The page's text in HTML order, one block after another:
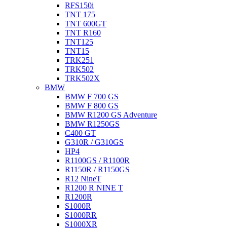
RFS150i
TNT 175
TNT 600GT
TNT R160
TNT125
TNT15
TRK251
TRK502
TRK502X
BMW
BMW F 700 GS
BMW F 800 GS
BMW R1200 GS Adventure
BMW R1250GS
C400 GT
G310R / G310GS
HP4
R1100GS / R1100R
R1150R / R1150GS
R12 NineT
R1200 R NINE T
R1200R
S1000R
S1000RR
S1000XR